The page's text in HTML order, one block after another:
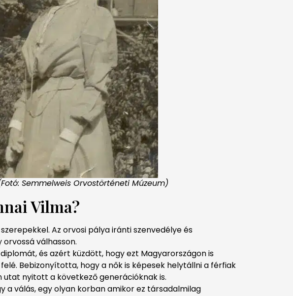
Semmelweis Orvostörténeti Múzeum)
Vilma?
Az orvosi pálya iránti szenvedélye és
válhasson.
és azért küzdött, hogy ezt Magyarországon is
Bebizonyította, hogy a nők is képesek helytállni a férfiak
nyitott a következő generációknak is.
a válás, egy olyan korban amikor ez társadalmilag